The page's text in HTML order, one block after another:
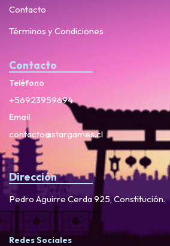
Contacto
Términos y Condiciones
Contacto
Teléfono
+56923959694
Email
contacto@stargames.cl
Dirección
Pedro Aguirre Cerda 925, Constitución.
Redes Sociales